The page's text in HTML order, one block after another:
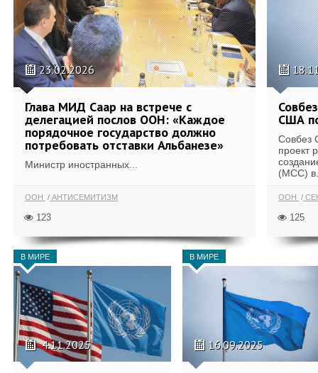
23.02.2026
Глава МИД Саар на встрече с
делегацией послов ООН: «Каждое
порядочное государство должно
потребовать отставки Альбанезе»
Министр иностранных...
ООН АНТИСЕМИТИЗМ
123
США
Совбез
проект
(МСС)
ООН
125
В МИРЕ
4.11.2025
В МИРЕ
16.09.2025